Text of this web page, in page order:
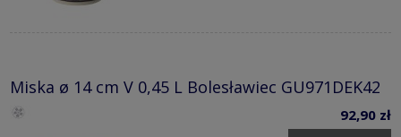
Miska ø 14 cm V 0,45 L Bolesławiec GU971DEK42
92,90 zł